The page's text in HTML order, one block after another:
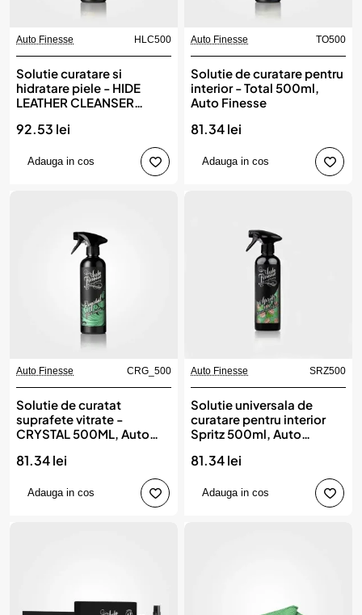
Auto Finesse HLC500
Solutie curatare si
hidratare piele - HIDE
LEATHER CLEANSER
92.53 lei
Adauga in cos
Auto Finesse TO500
Solutie de curatare pentru
interior - Total 500ml,
Auto Finesse
81.34 lei
Adauga in cos
Auto Finesse CRG_500
Solutie de curatat
suprafete vitrate -
CRYSTAL 500ML, Auto
81.34 lei
Adauga in cos
Auto Finesse SRZ500
Solutie universala de
curatare pentru interior
Spritz 500ml, Auto
81.34 lei
Adauga in cos